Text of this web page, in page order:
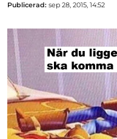
Publicerad: sep 28, 2015, 14:52